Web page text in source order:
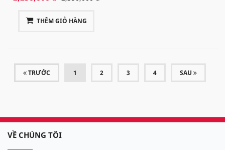
THÊM GIỎ HÀNG
TRƯỚC 1 (CURRENT)
2 3 4 SAU
VỀ CHÚNG TÔI